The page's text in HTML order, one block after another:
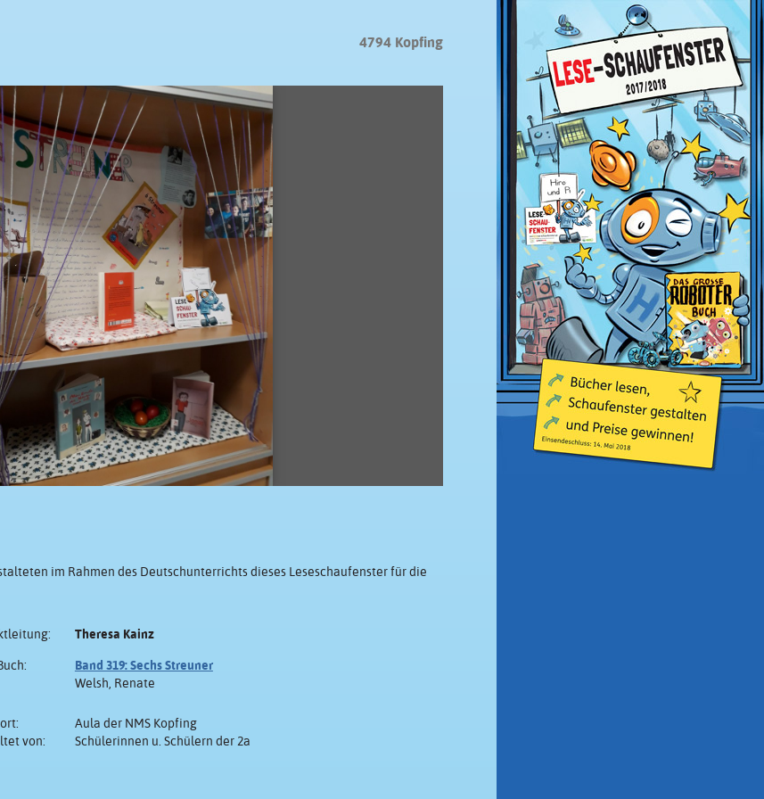
4794 Kopfing
im Rahmen des Deutschunterrichts dieses Leseschaufenster für die
Theresa Kainz
Band 319: Sechs Streuner
Welsh, Renate
Aula der NMS Kopfing
von:
Schülerinnen u. Schülern der 2a